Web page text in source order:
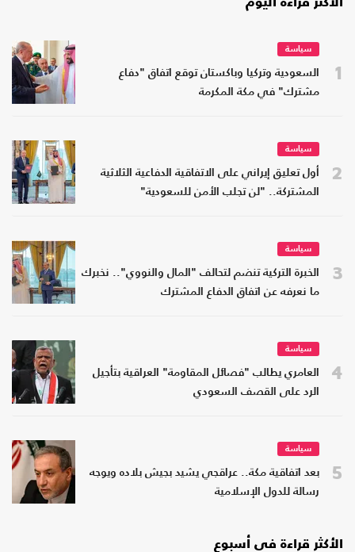
الأكثر قراءة اليوم
1
سياسة
السعودية وتركيا وباكستان توقع اتفاق "دفاع
مشترك" في مكة المكرمة
2
سياسة
أول تعليق إيراني على الاتفاقية الدفاعية الثلاثية
المشتركة.. "لن تجلب الأمن للسعودية"
3
سياسة
الخبرة التركية تنضم لتحالف "المال والنووي".. نخبرك
ما نعرفه عن اتفاق الدفاع المشترك
4
سياسة
العامري يطالب "فصائل المقاومة" العراقية بتأجيل
الرد على القصف السعودي
5
سياسة
بعد اتفاقية مكة.. عراقجي يشيد بجيش بلاده ويوجه
رسالة للدول الإسلامية
الأكثر قراءة في أسبوع